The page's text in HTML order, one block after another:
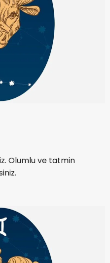
Olumlu ve tatmin